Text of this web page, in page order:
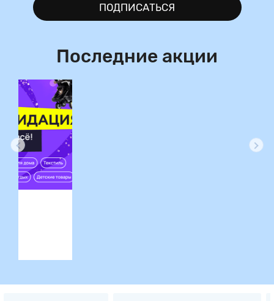
ПОДПИСАТЬСЯ
Последние акции